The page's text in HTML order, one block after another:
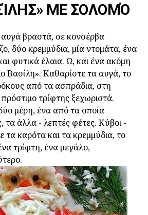
ΜΕ ΣΟΛΟΜΌ
βραστά, σε κονσέρβα
δύο κρεμμύδια, μία ντομάτα, ένα
φυτικά έλαια. Ω, και ένα ακόμη
Βασίλη». Καθαρίστε τα αυγά, το
από τα ασπράδια, στη
τρίφτης ξεχωριστά.
μέρη, ένα από τα οποία
τα άλλα - λεπτές φέτες. Κύβοι -
τα καρότα και τα κρεμμύδια, το
τρίφτη, ένα μεγάλο,